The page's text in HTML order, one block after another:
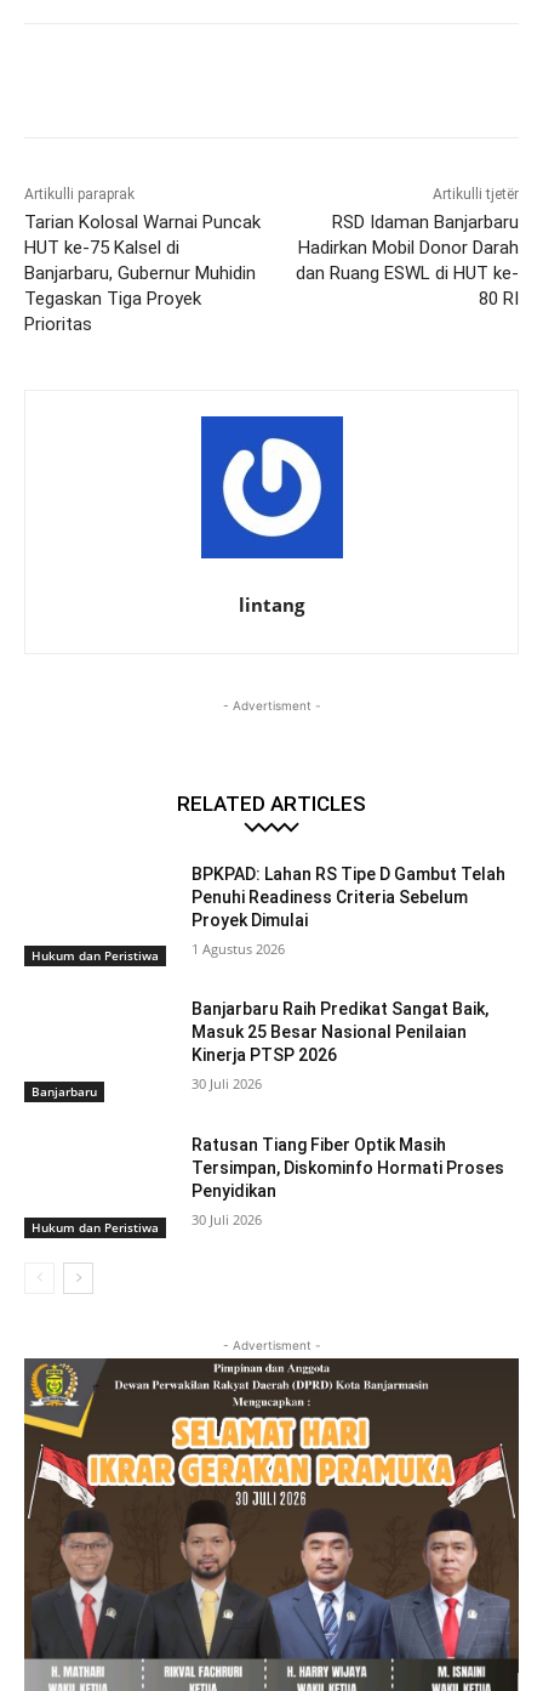
Artikulli paraprak
Tarian Kolosal Warnai Puncak
HUT ke-75 Kalsel di
Banjarbaru, Gubernur Muhidin
Tegaskan Tiga Proyek
Prioritas
Artikulli tjetër
RSD Idaman Banjarbaru
Hadirkan Mobil Donor Darah
dan Ruang ESWL di HUT ke-
80 RI
lintang
- Advertisment -
RELATED ARTICLES
Hukum dan Peristiwa
BPKPAD: Lahan RS Tipe D Gambut Telah
Penuhi Readiness Criteria Sebelum
Proyek Dimulai
1 Agustus 2026
Banjarbaru
Banjarbaru Raih Predikat Sangat Baik,
Masuk 25 Besar Nasional Penilaian
Kinerja PTSP 2026
30 Juli 2026
Hukum dan Peristiwa
Ratusan Tiang Fiber Optik Masih
Tersimpan, Diskominfo Hormati Proses
Penyidikan
30 Juli 2026
- Advertisment -